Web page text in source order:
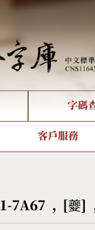
全字庫現況
字碼
部件查詢
拼音查詢
造字解決方案
字形
客戶服務
1-7A67 , [夔]